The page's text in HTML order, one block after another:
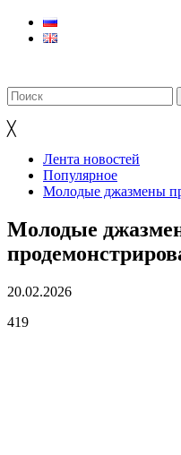
╳
Лента новостей
Популярное
Молодые джазмены
Молодые
20.02.2026
419